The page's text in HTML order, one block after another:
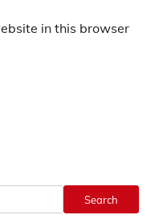
in this browser
Search